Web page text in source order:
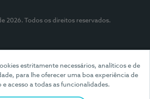
estritamente necessários, analíticos e de
para lhe oferecer uma boa experiência de
e acesso a todas as funcionalidades.
2026. Todos os direitos reservados.